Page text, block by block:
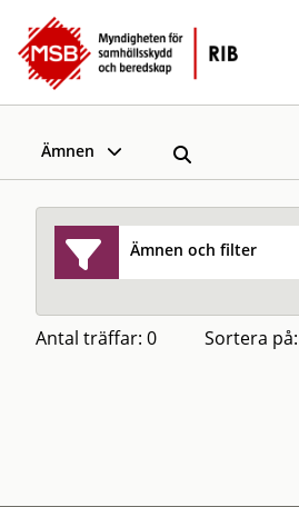
Ämnen
Ämnen och filter
Antal träffar: 0 Sortera på: